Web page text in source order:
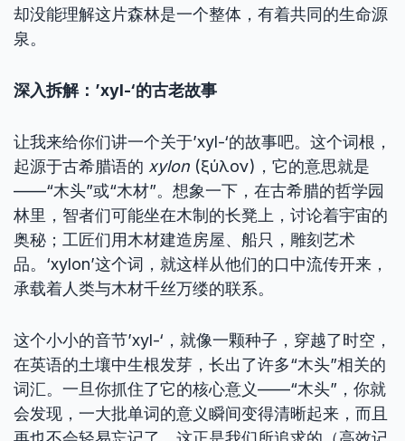
却没能理解这片森林是一个整体，有着共同的生命源
泉。
深入拆解：’xyl-‘的古老故事
让我来给你们讲一个关于’xyl-‘的故事吧。这个词根，
起源于古希腊语的 xylon (ξύλον)，它的意思就是
——“木头”或“木材”。想象一下，在古希腊的哲学园
林里，智者们可能坐在木制的长凳上，讨论着宇宙的
奥秘；工匠们用木材建造房屋、船只，雕刻艺术
品。‘xylon’这个词，就这样从他们的口中流传开来，
承载着人类与木材千丝万缕的联系。
这个小小的音节’xyl-‘，就像一颗种子，穿越了时空，
在英语的土壤中生根发芽，长出了许多“木头”相关的
词汇。一旦你抓住了它的核心意义——“木头”，你就
会发现，一大批单词的意义瞬间变得清晰起来，而且